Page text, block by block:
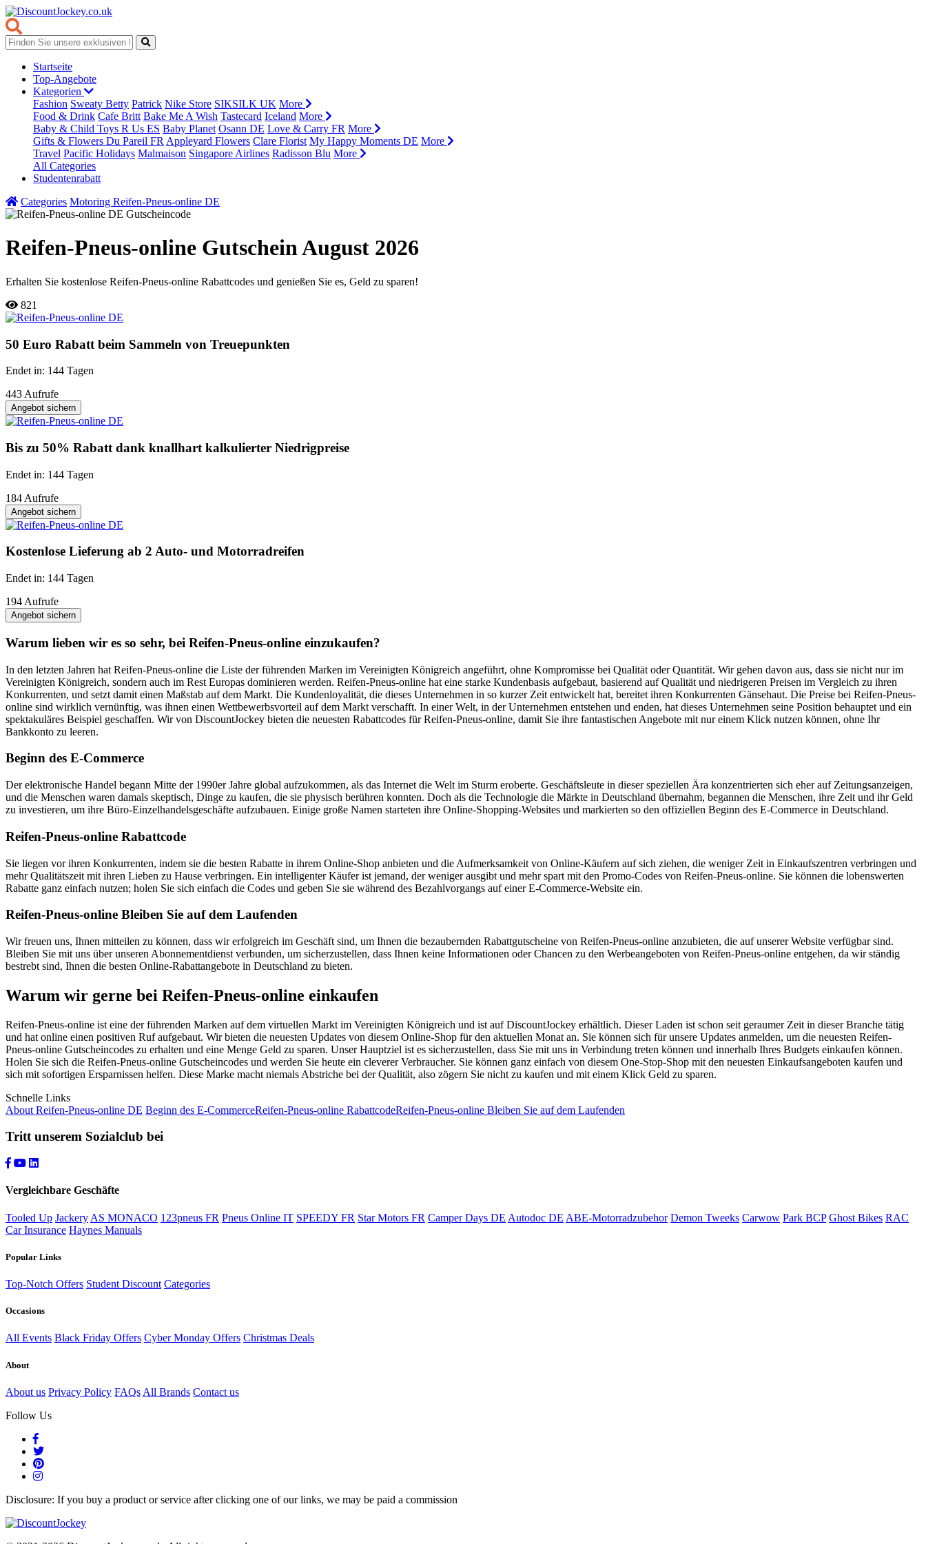

Startseite
Top-Angebote
Kategorien
Fashion Sweaty Betty Patrick Nike Store SIKSILK UK More
Food & Drink Cafe Britt Bake Me A Wish Tastecard Iceland More
Baby & Child Toys R Us ES Baby Planet Osann DE Love & Carry FR More
Gifts & Flowers Du Pareil FR Appleyard Flowers Clare Florist My Happy Moments DE More
Travel Pacific Holidays Malmaison Singapore Airlines Radisson Blu More
All Categories
Studentenrabatt
Categories Motoring Reifen-Pneus-online DE
Reifen-Pneus-online Gutschein August 2026
Erhalten Sie kostenlose Reifen-Pneus-online Rabattcodes und genießen Sie es, Geld zu sparen!
821
50 Euro Rabatt beim Sammeln von Treuepunkten
Endet in: 144 Tagen
443 Aufrufe
Angebot sichern
Bis zu 50% Rabatt dank knallhart kalkulierter Niedrigpreise
Endet in: 144 Tagen
184 Aufrufe
Angebot sichern
Kostenlose Lieferung ab 2 Auto- und Motorradreifen
Endet in: 144 Tagen
194 Aufrufe
Angebot sichern
Warum lieben wir es so sehr, bei Reifen-Pneus-online einzukaufen?
In den letzten Jahren hat Reifen-Pneus-online die Liste der führenden Marken im Vereinigten Königreich angeführt, ohne Kompromisse bei Qualität oder Quantität. Wir gehen davon aus, dass sie nicht nur im
Vereinigten Königreich, sondern auch im Rest Europas dominieren werden. Reifen-Pneus-online hat eine starke Kundenbasis aufgebaut, basierend auf Qualität und niedrigeren Preisen im Vergleich zu ihren
Konkurrenten, und setzt damit einen Maßstab auf dem Markt. Die Kundenloyalität, die dieses Unternehmen in so kurzer Zeit entwickelt hat, bereitet ihren Konkurrenten Gänsehaut. Die Preise bei Reifen-Pneus-
online sind wirklich vernünftig, was ihnen einen Wettbewerbsvorteil auf dem Markt verschafft. In einer Welt, in der Unternehmen entstehen und enden, hat dieses Unternehmen seine Position behauptet und ein
spektakuläres Beispiel geschaffen. Wir von DiscountJockey bieten die neuesten Rabattcodes für Reifen-Pneus-online, damit Sie ihre fantastischen Angebote mit nur einem Klick nutzen können, ohne Ihr
Bankkonto zu leeren.
Beginn des E-Commerce
Der elektronische Handel begann Mitte der 1990er Jahre global aufzukommen, als das Internet die Welt im Sturm eroberte. Geschäftsleute in dieser speziellen Ära konzentrierten sich eher auf Zeitungsanzeigen,
und die Menschen waren damals skeptisch, Dinge zu kaufen, die sie physisch berühren konnten. Doch als die Technologie die Märkte in Deutschland übernahm, begannen die Menschen, ihre Zeit und ihr Geld
zu investieren, um ihre Büro-Einzelhandelsgeschäfte aufzubauen. Einige große Namen starteten ihre Online-Shopping-Websites und markierten so den offiziellen Beginn des E-Commerce in Deutschland.
Reifen-Pneus-online Rabattcode
Sie liegen vor ihren Konkurrenten, indem sie die besten Rabatte in ihrem Online-Shop anbieten und die Aufmerksamkeit von Online-Käufern auf sich ziehen, die weniger Zeit in Einkaufszentren verbringen und
mehr Qualitätszeit mit ihren Lieben zu Hause verbringen. Ein intelligenter Käufer ist jemand, der weniger ausgibt und mehr spart mit den Promo-Codes von Reifen-Pneus-online. Sie können die lobenswerten
Rabatte ganz einfach nutzen; holen Sie sich einfach die Codes und geben Sie sie während des Bezahlvorgangs auf einer E-Commerce-Website ein.
Reifen-Pneus-online Bleiben Sie auf dem Laufenden
Wir freuen uns, Ihnen mitteilen zu können, dass wir erfolgreich im Geschäft sind, um Ihnen die bezaubernden Rabattgutscheine von Reifen-Pneus-online anzubieten, die auf unserer Website verfügbar sind.
Bleiben Sie mit uns über unseren Abonnementdienst verbunden, um sicherzustellen, dass Ihnen keine Informationen oder Chancen zu den Werbeangeboten von Reifen-Pneus-online entgehen, da wir ständig
bestrebt sind, Ihnen die besten Online-Rabattangebote in Deutschland zu bieten.
Warum wir gerne bei Reifen-Pneus-online einkaufen
Reifen-Pneus-online ist eine der führenden Marken auf dem virtuellen Markt im Vereinigten Königreich und ist auf DiscountJockey erhältlich. Dieser Laden ist schon seit geraumer Zeit in dieser Branche tätig
und hat online einen positiven Ruf aufgebaut. Wir bieten die neuesten Updates von diesem Online-Shop für den aktuellen Monat an. Sie können sich für unsere Updates anmelden, um die neuesten Reifen-
Pneus-online Gutscheincodes zu erhalten und eine Menge Geld zu sparen. Unser Hauptziel ist es sicherzustellen, dass Sie mit uns in Verbindung treten können und innerhalb Ihres Budgets einkaufen können.
Holen Sie sich die Reifen-Pneus-online Gutscheincodes und werden Sie heute ein cleverer Verbraucher. Sie können ganz einfach von diesem One-Stop-Shop mit den neuesten Einkaufsangeboten kaufen und
sich mit sofortigen Ersparnissen helfen. Diese Marke macht niemals Abstriche bei der Qualität, also zögern Sie nicht zu kaufen und mit einem Klick Geld zu sparen.
Schnelle Links
About Reifen-Pneus-online DE Beginn des E-CommerceReifen-Pneus-online RabattcodeReifen-Pneus-online Bleiben Sie auf dem Laufenden
Tritt unserem Sozialclub bei
Vergleichbare Geschäfte
Tooled Up Jackery AS MONACO 123pneus FR Pneus Online IT SPEEDY FR Star Motors FR Camper Days DE Autodoc DE ABE-Motorradzubehor Demon Tweeks Carwow Park BCP Ghost Bikes RAC
Car Insurance Haynes Manuals
Popular Links
Top-Notch Offers Student Discount Categories
Occasions
All Events Black Friday Offers Cyber Monday Offers Christmas Deals
About
About us Privacy Policy FAQs All Brands Contact us
Follow Us
Disclosure: If you buy a product or service after clicking one of our links, we may be paid a commission